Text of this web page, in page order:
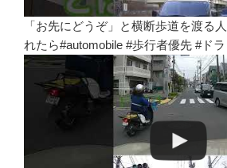
「お先にどうぞ」と横断歩道を渡る
れたら#automobile #歩行者優先 #ドラ